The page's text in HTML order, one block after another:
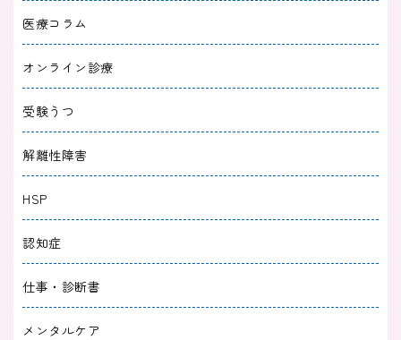
2024/10/31 不安障害
飛行機恐怖症の診断テスト｜症状チェックから
2024/09/30
パニック障害はコーヒーを飲まない方がいい？
飲みたいときの代用品も
2024/02/24
パニック障害のチェックシート！なりやすい人
医療コラム
オンライン診療
受験うつ
解離性障害
HSP
認知症
仕事・診断書
メンタルケア